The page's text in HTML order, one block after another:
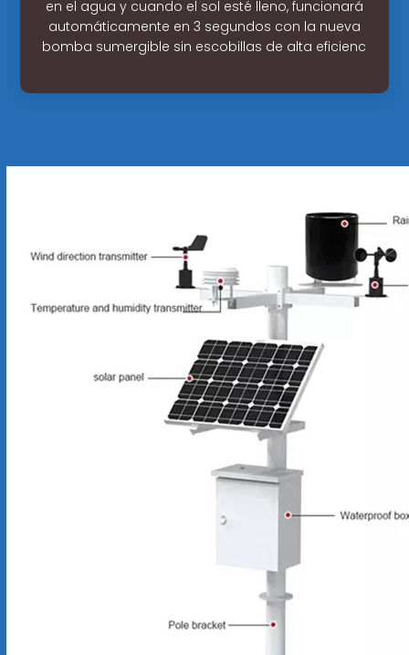
en el agua y cuando el sol esté lleno, funcionará
automáticamente en 3 segundos con la nueva
bomba sumergible sin escobillas de alta eficienc